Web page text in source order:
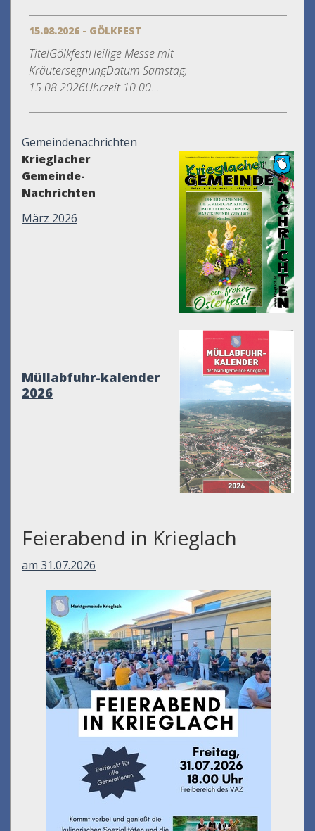
15.08.2026 - GÖLKFEST
TitelGölkfestHeilige Messe mit
KräutersegnungDatum Samstag,
15.08.2026Uhrzeit 10.00...
Gemeindenachrichten
Krieglacher
Gemeinde-
Nachrichten
März 2026
Müllabfuhr-kalender
2026
Feierabend in Krieglach
am 31.07.2026